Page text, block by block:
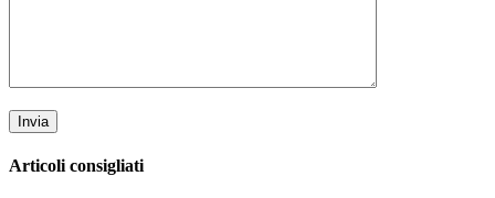
Articoli consigliati